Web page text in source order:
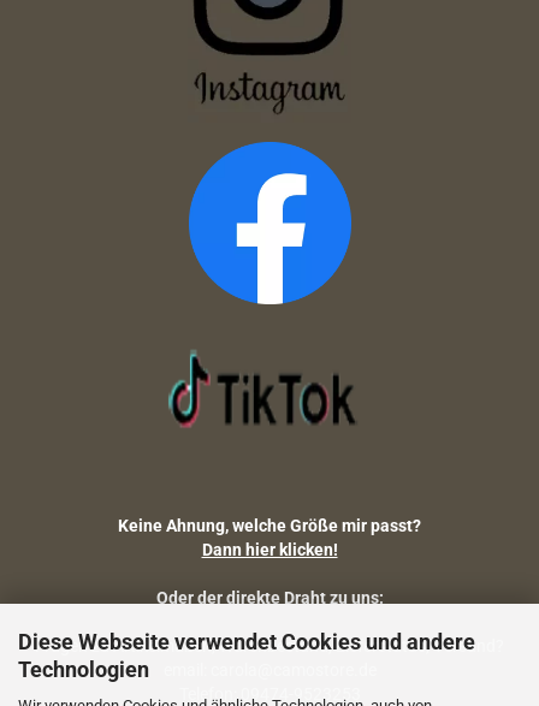
Diese Webseite verwendet Cookies und andere
Technologien
Keine Ahnung, welche Größe mir passt?
Dann hier klicken!
Oder der direkte Draht zu uns:
Fragen zu Artikelmaßen, Warenbestand, Lieferstatus, Versand?
Telefon: 09474-9523253